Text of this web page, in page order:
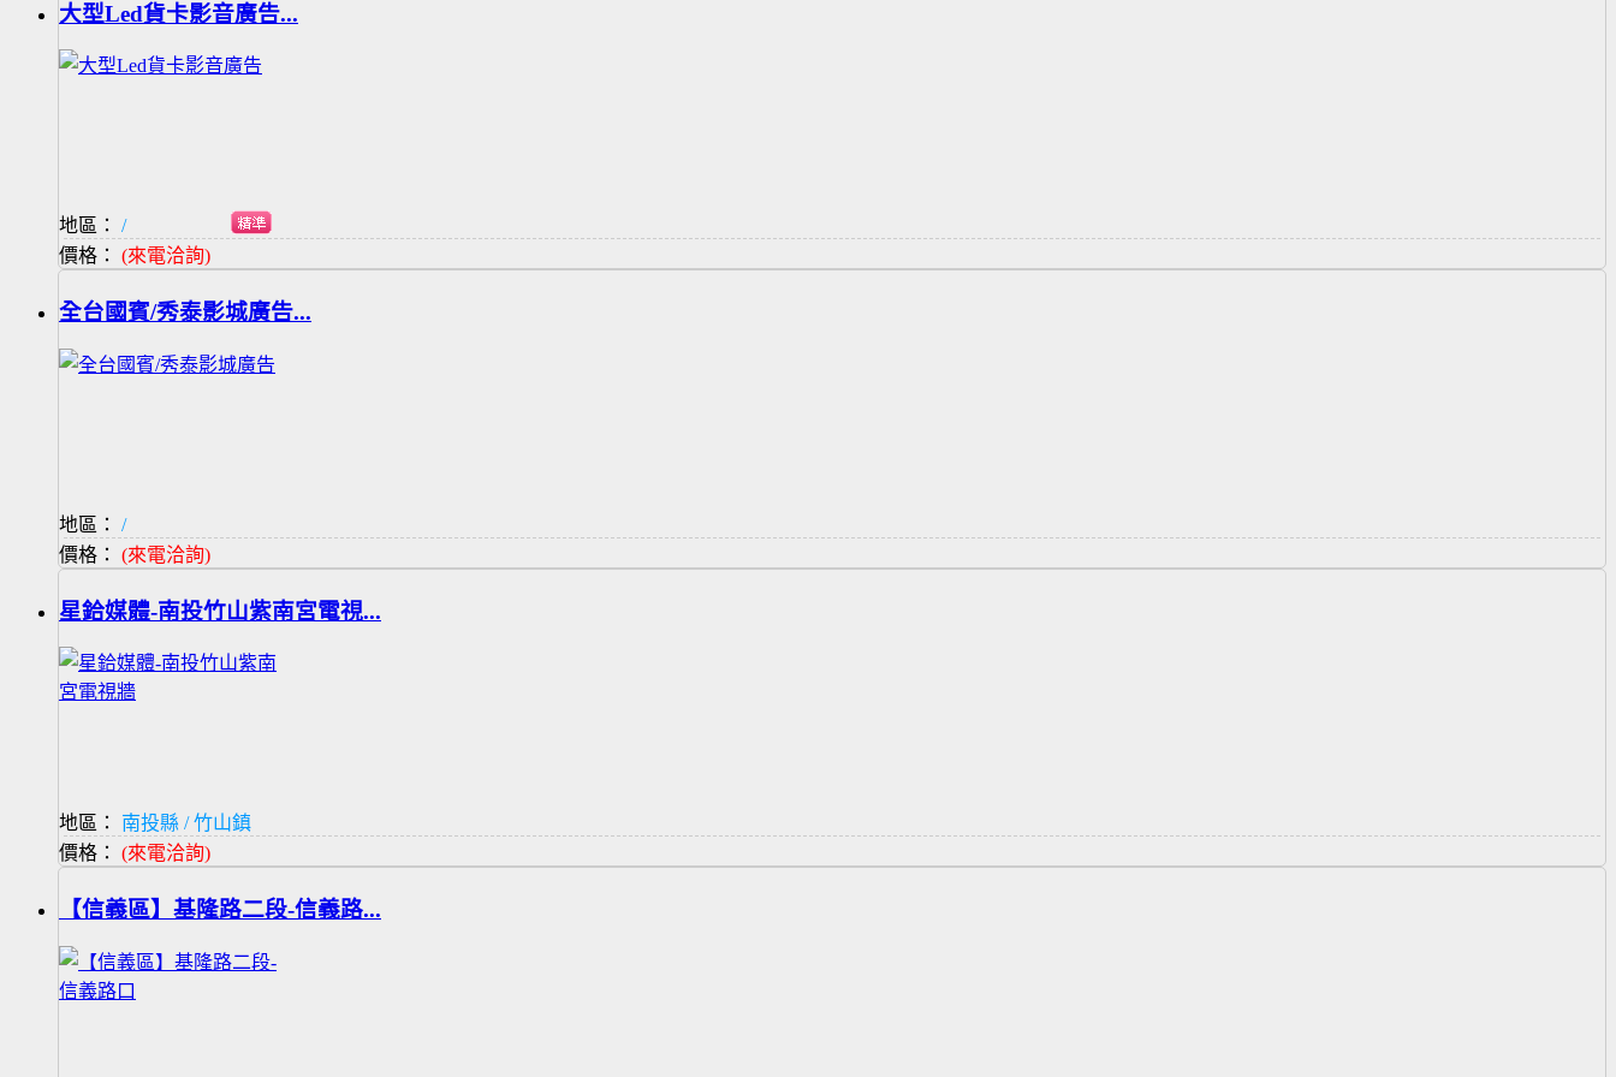
大型Led貨卡影音廣告...
地區：
/
價格： (來電洽詢)
全台國賓/秀泰影城廣告...
地區：
/
價格： (來電洽詢)
星鉿媒體-南投竹山紫南宮電視...
地區：
南投縣 / 竹山鎮
價格： (來電洽詢)
【信義區】基隆路二段-信義路...